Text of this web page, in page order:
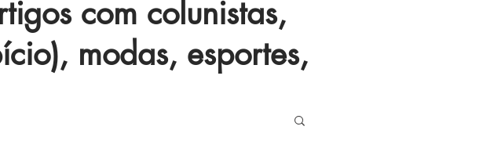
com colunistas,
modas, esportes,